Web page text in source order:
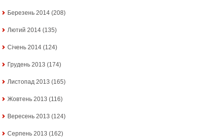
Березень 2014 (208)
Лютий 2014 (135)
Січень 2014 (124)
Грудень 2013 (174)
Листопад 2013 (165)
Жовтень 2013 (116)
Вересень 2013 (124)
Серпень 2013 (162)